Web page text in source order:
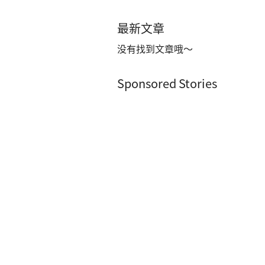
最新文章
没有找到文章哦～
Sponsored Stories